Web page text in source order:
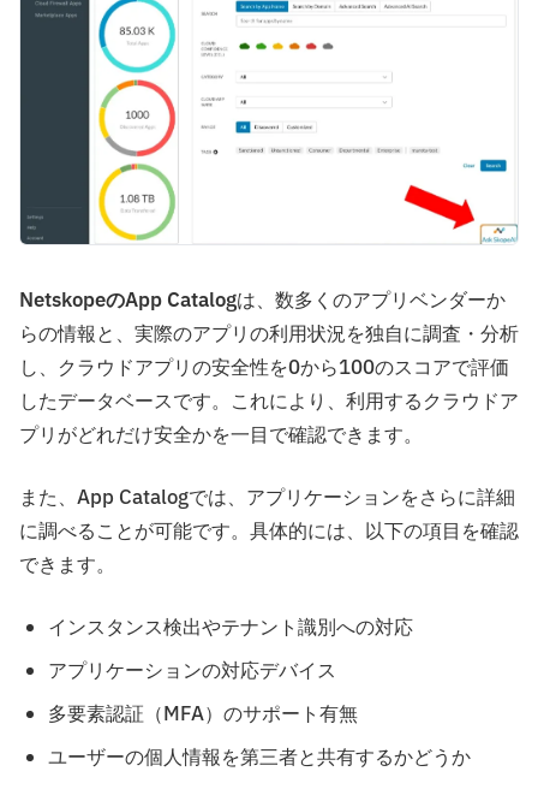
NetskopeのApp Catalogは、数多くのアプリベンダーか
らの情報と、実際のアプリの利用状況を独自に調査・分析
し、クラウドアプリの安全性を0から100のスコアで評価
したデータベースです。これにより、利用するクラウドア
プリがどれだけ安全かを一目で確認できます。
また、App Catalogでは、アプリケーションをさらに詳細
に調べることが可能です。具体的には、以下の項目を確認
できます。
インスタンス検出やテナント識別への対応
アプリケーションの対応デバイス
多要素認証（MFA）のサポート有無
ユーザーの個人情報を第三者と共有するかどうか